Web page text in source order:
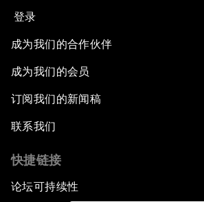
登录
成为我们的合作伙伴
成为我们的会员
订阅我们的新闻稿
联系我们
快捷链接
论坛可持续性